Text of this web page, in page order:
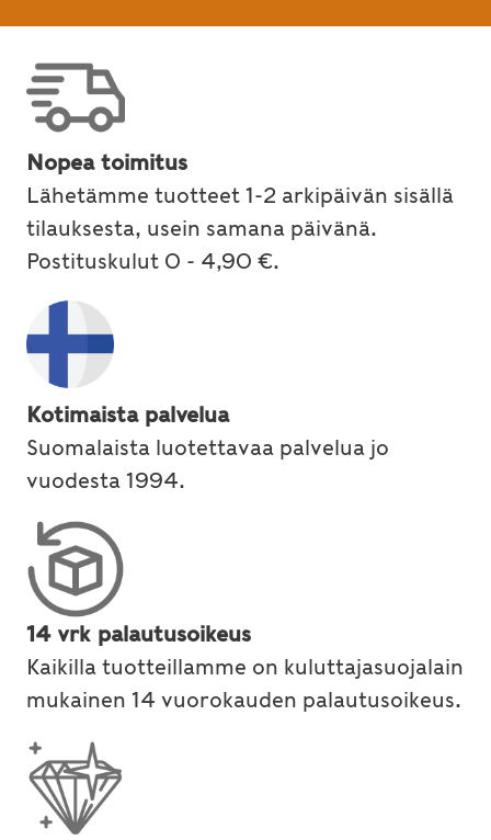
Nopea toimitus
Lähetämme tuotteet 1-2 arkipäivän sisällä
tilauksesta, usein samana päivänä.
Postituskulut 0 - 4,90 €.
Kotimaista palvelua
Suomalaista luotettavaa palvelua jo
vuodesta 1994.
14 vrk palautusoikeus
Kaikilla tuotteillamme on kuluttajasuojalain
mukainen 14 vuorokauden palautusoikeus.